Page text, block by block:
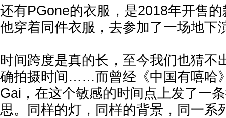
还有PGone的衣服，是2018年开售
他穿着同件衣服，去参加了一场地下
时间跨度是真的长，至今我们也猜不
确拍摄时间……而曾经《中国有嘻哈
Gai，在这个敏感的时间点上发了一
思。同样的灯，同样的背景，同一系